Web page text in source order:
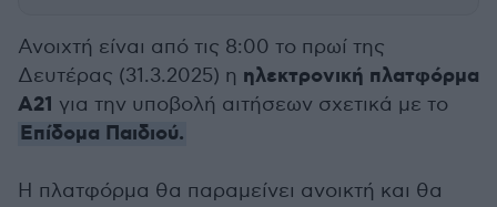
Ανοιχτή είναι από τις 8:00 το πρωί της
Δευτέρας (31.3.2025) η ηλεκτρονική πλατφόρμα
Α21 για την υποβολή αιτήσεων σχετικά με το
Επίδομα Παιδιού.
Η πλατφόρμα θα παραμείνει ανοικτή και θα